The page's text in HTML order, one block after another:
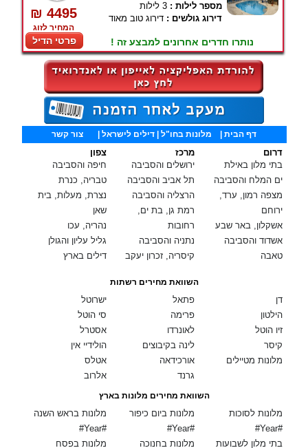
₪ 4495
המחיר לזוג
פרטי הדיל
מספר לילות : 3 לילות
דירוג גולשים : דירוג טוב מאוד
נותרו חדרים אחרונים למבצע זה !
דף הבית מלונות בחו"ל | דילים לישראל | צור קשר
צפון
חיפה והסביבה
טבריה, כנרת
נצרת, מעלות, בית
שאן
נהריה, עכו
גליל עליון והגולן
דילים בארץ
מרכז
ירושלים והסביבה
תל אביב והסביבה
הרצליה והסביבה
רמת גן, בת ים,
רחובות
נתניה והסביבה
קיסריה, זכרון יעקב
דרום
בתי מלון באילת
ים המלח והסביבה
מצפה רמון, ערד,
ירוחם
אשקלון, באר שבע
אשדוד והסביבה
טאבה
השוואת מחירים רשתות
ישרוטל
סי הוטל
אסטרל
הולידיי אין
אטלס
אלרוב
פתאל
פרימה
לאונרדו
לינה בקיבוצים
אורכידאה
גרנד
דן
הילטון
זיו הוטל
קיסר
מלונות מטיילים
השוואת מחירים מלונות בארץ
מלונות בראש השנה
#Year#
מלונות בפסח
מלונות ביום כיפור
#Year#
מלונות בחנוכה
מלונות לסוכות
#Year#
בתי מלון לשבועות